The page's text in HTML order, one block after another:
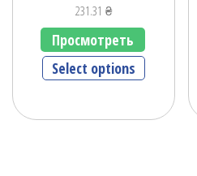
231.31 ₴
Просмотреть
Select options